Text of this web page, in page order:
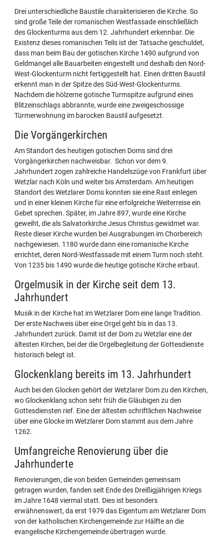
Drei unterschiedliche Baustile charakterisieren die Kirche. So
sind große Teile der romanischen Westfassade einschließlich
des Glockenturms aus dem 12. Jahrhundert erkennbar. Die
Existenz dieses romanischen Teils ist der Tatsache geschuldet,
dass man beim Bau der gotischen Kirche 1490 aufgrund von
Geldmangel alle Bauarbeiten eingestellt und deshalb den Nord-
West-Glockenturm nicht fertiggestellt hat. Einen dritten Baustil
erkennt man in der Spitze des Süd-West-Glockenturms.
Nachdem die hölzerne gotische Turmspitze aufgrund eines
Blitzeinschlags abbrannte, wurde eine zweigeschossige
Türmerwohnung im barocken Baustil aufgesetzt.
Die Vorgängerkirchen
Am Standort des heutigen gotischen Doms sind drei
Vorgängerkirchen nachweisbar. Schon vor dem 9.
Jahrhundert zogen zahlreiche Handelszüge von Frankfurt über
Wetzlar nach Köln und weiter bis Amsterdam. Am heutigen
Standort des Wetzlarer Doms konnten sie eine Rast einlegen
und in einer kleinen Kirche für eine erfolgreiche Weiterreise ein
Gebet sprechen. Später, im Jahre 897, wurde eine Kirche
geweiht, die als Salvatorkirche Jesus Christus gewidmet war.
Reste dieser Kirche wurden bei Ausgrabungen im Chorbereich
nachgewiesen. 1180 wurde dann eine romanische Kirche
errichtet, deren Nord-Westfassade mit einem Turm noch steht.
Von 1235 bis 1490 wurde die heutige gotische Kirche erbaut.
Orgelmusik in der Kirche seit dem 13.
Jahrhundert
Musik in der Kirche hat im Wetzlarer Dom eine lange Tradition.
Der erste Nachweis über eine Orgel geht bis in das 13.
Jahrhundert zurück. Damit ist der Dom zu Wetzlar eine der
ältesten Kirchen, bei der die Orgelbegleitung der Gottesdienste
historisch belegt ist.
Glockenklang bereits im 13. Jahrhundert
Auch bei den Glocken gehört der Wetzlarer Dom zu den Kirchen,
wo Glockenklang schon sehr früh die Gläubigen zu den
Gottesdiensten rief. Eine der ältesten schriftlichen Nachweise
über eine Glocke im Wetzlarer Dom stammt aus dem Jahre
1262.
Umfangreiche Renovierung über die
Jahrhunderte
Renovierungen, die von beiden Gemeinden gemeinsam
getragen wurden, fanden seit Ende des Dreißigjährigen Kriegs
im Jahre 1648 viermal statt. Dies ist besonders
erwähnenswert, da erst 1979 das Eigentum am Wetzlarer Dom
von der katholischen Kirchengemeinde zur Hälfte an die
evangelische Kirchengemeinde übertragen wurde.